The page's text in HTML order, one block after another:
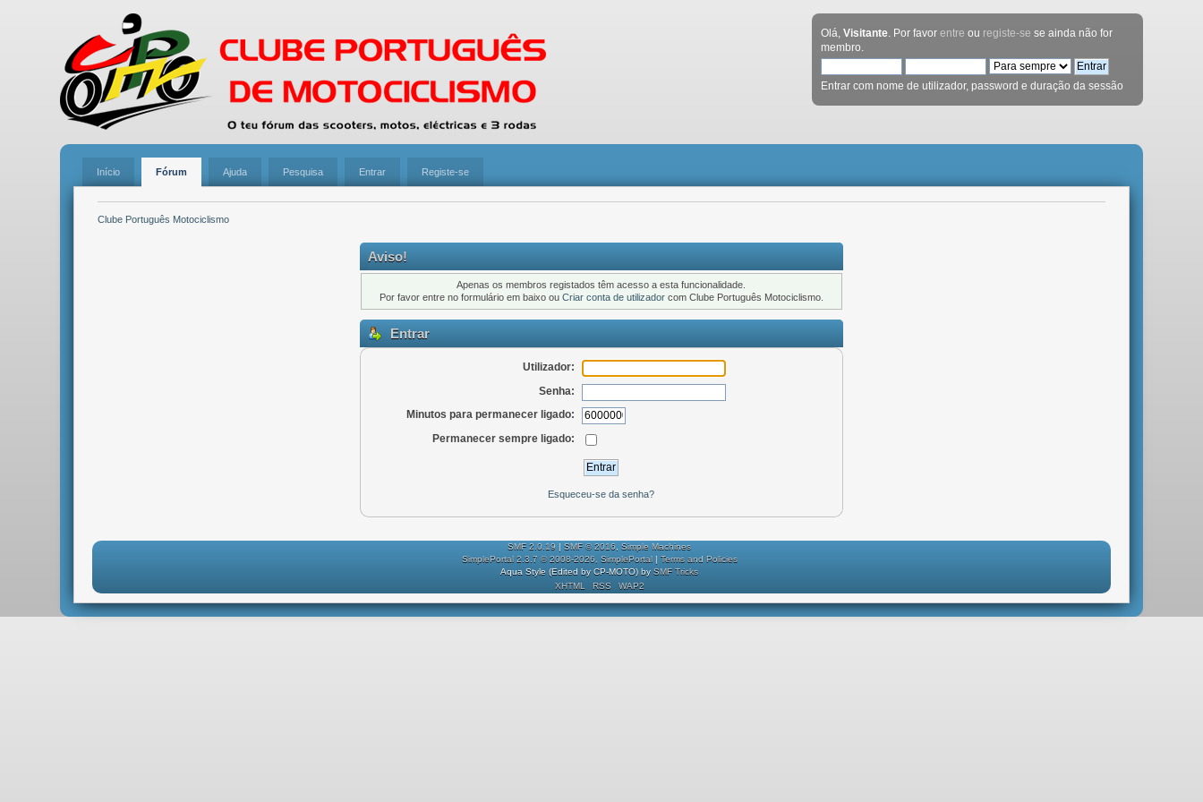
Olá, Visitante. Por favor entre ou registe-se se ainda não for
membro.
Entrar com nome de utilizador, password e duração da sessão
Início Fórum Ajuda Pesquisa Entrar Registe-se
Clube Português Motociclismo
Aviso!
Apenas os membros registados têm acesso a esta funcionalidade.
Por favor entre no formulário em baixo ou Criar conta de utilizadorcom Clube Português Motociclismo.
Entrar
Utilizador:
Senha:
Minutos para permanecer ligado:
Permanecer sempre ligado:
Esqueceu-se da senha?
SMF 2.0.19 | SMF © 2016, Simple Machines
SimplePortal 2.3.7 © 2008-2026, SimplePortal| Terms and Policies
Aqua Style (Edited by CP-MOTO) by SMF Tricks
XHTML
RSS WAP2